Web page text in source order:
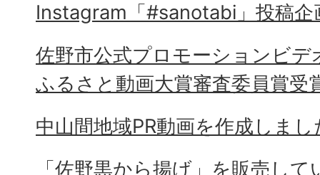
Instagram「#sanotabi」投稿企
佐野市公式プロモーションビ
ふるさと動画大賞審査委員賞受
中山間地域PR動画を作成しまし
「佐野黒から揚げ」を販売し